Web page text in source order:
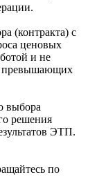
(контракта) с
ценовых
и не
превышающих
выбора
решения
ЭТП.
по